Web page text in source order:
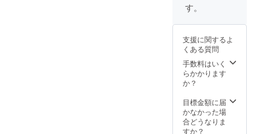
す。
支援に関するよ
くある質問
手数料はいく
らかかります
か？
目標金額に届
かなかった場
合どうなりま
すか？